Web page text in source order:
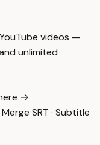
videos —
unlimited
→
Merge SRT · Subtitle